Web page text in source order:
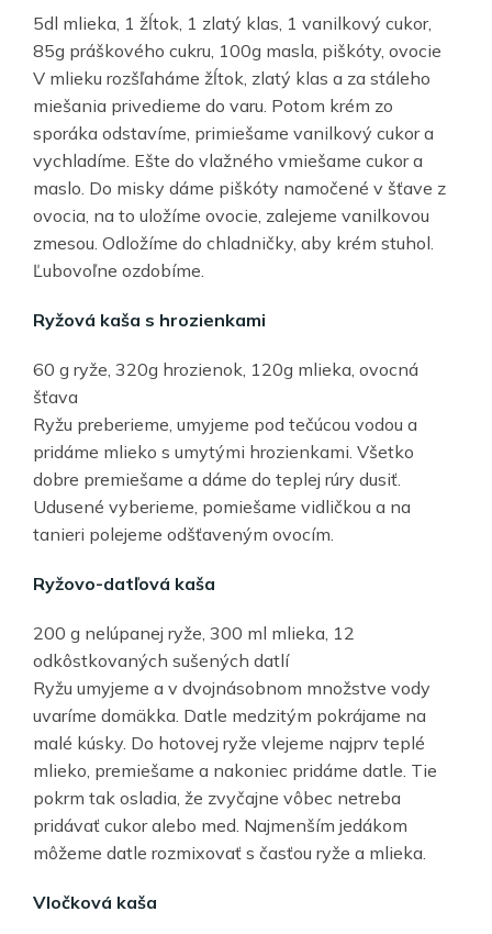
5dl mlieka, 1 žĺtok, 1 zlatý klas, 1 vanilkový cukor,
85g práškového cukru, 100g masla, piškóty, ovocie
V mlieku rozšľaháme žĺtok, zlatý klas a za stáleho
miešania privedieme do varu. Potom krém zo
sporáka odstavíme, primiešame vanilkový cukor a
vychladíme. Ešte do vlažného vmiešame cukor a
maslo. Do misky dáme piškóty namočené v šťave z
ovocia, na to uložíme ovocie, zalejeme vanilkovou
zmesou. Odložíme do chladničky, aby krém stuhol.
Ľubovoľne ozdobíme.
Ryžová kaša s hrozienkami
60 g ryže, 320g hrozienok, 120g mlieka, ovocná
šťava
Ryžu preberieme, umyjeme pod tečúcou vodou a
pridáme mlieko s umytými hrozienkami. Všetko
dobre premiešame a dáme do teplej rúry dusiť.
Udusené vyberieme, pomiešame vidličkou a na
tanieri polejeme odšťaveným ovocím.
Ryžovo-datľová kaša
200 g nelúpanej ryže, 300 ml mlieka, 12
odkôstkovaných sušených datlí
Ryžu umyjeme a v dvojnásobnom množstve vody
uvaríme domäkka. Datle medzitým pokrájame na
malé kúsky. Do hotovej ryže vlejeme najprv teplé
mlieko, premiešame a nakoniec pridáme datle. Tie
pokrm tak osladia, že zvyčajne vôbec netreba
pridávať cukor alebo med. Najmenším jedákom
môžeme datle rozmixovať s časťou ryže a mlieka.
Vločková kaša